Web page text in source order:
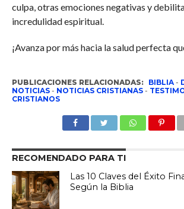
culpa, otras emociones negativas y
incredulidad espiritual.
¡Avanza por más hacia la salud perfecta
PUBLICACIONES RELACIONADAS: BIBLIA-
NOTICIAS- NOTICIAS CRISTIANAS-
CRISTIANOS
RECOMENDADO PARA TI
Las 10 Claves del Éxito
Según la Biblia